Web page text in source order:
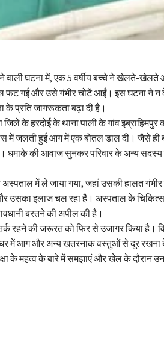
वाली घटना में, एक 5 वर्षीय बच्चे ने खेलते-
फट गई और उसे गंभीर चोटें आईं। इस घटना ने न
के प्रति जागरूकता बढ़ा दी है।
के हरदोई के थाना पाली के गांव इब्राहिमपुर
में जलती हुई आग में एक बोतल डाल दी। जैसे
धमाके की आवाज सुनकर परिवार के अन्य
में ले जाया गया, जहां उसकी हालत गंभीर
उसका इलाज चल रहा है। अस्पताल के
बरतने की अपील की है।
रहने की जरूरत को फिर से उजागर किया है।
में आग और अन्य खतरनाक वस्तुओं से दूर रखना
के महत्व के बारे में समझाएं और खेल के दौरान